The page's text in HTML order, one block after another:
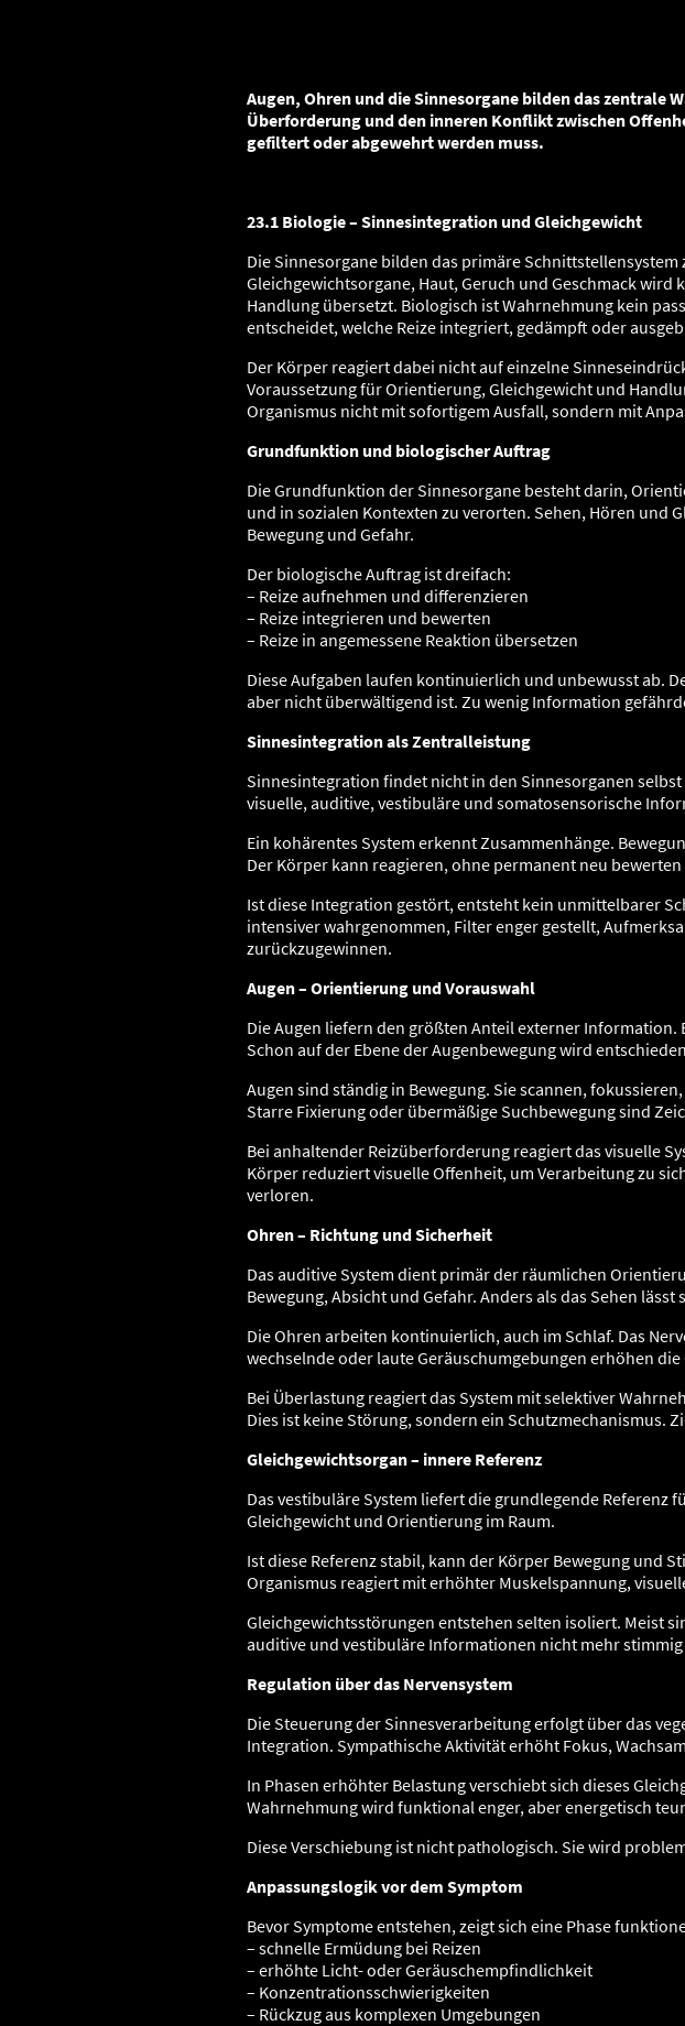
Augen, Ohren und die Sinnesorgane bilden das zentrale
Überforderung und den inneren Konflikt zwischen
gefiltert oder abgewehrt werden muss.
23.1 Biologie – Sinnesintegration und Gleichgewicht
Die Sinnesorgane bilden das primäre
Gleichgewichtsorgane, Haut, Geruch und Geschmack
Handlung übersetzt. Biologisch ist Wahrnehmung kein
entscheidet, welche Reize integriert, gedämpft oder
Der Körper reagiert dabei nicht auf einzelne
Voraussetzung für Orientierung, Gleichgewicht und
Organismus nicht mit sofortigem Ausfall, sondern mit
Grundfunktion und biologischer Auftrag
Die Grundfunktion der Sinnesorgane besteht darin,
und in sozialen Kontexten zu verorten. Sehen, Hören und
Bewegung und Gefahr.
Der biologische Auftrag ist dreifach:
– Reize aufnehmen und differenzieren
– Reize integrieren und bewerten
– Reize in angemessene Reaktion übersetzen
Diese Aufgaben laufen kontinuierlich und unbewusst ab.
aber nicht überwältigend ist. Zu wenig Information
Sinnesintegration als Zentralleistung
Sinnesintegration findet nicht in den Sinnesorganen
visuelle, auditive, vestibuläre und somatosensorische
Ein kohärentes System erkennt Zusammenhänge.
Der Körper kann reagieren, ohne permanent neu bewerten
Ist diese Integration gestört, entsteht kein unmittelbarer
intensiver wahrgenommen, Filter enger gestellt,
zurückzugewinnen.
Augen – Orientierung und Vorauswahl
Die Augen liefern den größten Anteil externer
Schon auf der Ebene der Augenbewegung wird
Augen sind ständig in Bewegung. Sie scannen,
Starre Fixierung oder übermäßige Suchbewegung sind
Bei anhaltender Reizüberforderung reagiert das visuelle
Körper reduziert visuelle Offenheit, um Verarbeitung zu
verloren.
Ohren – Richtung und Sicherheit
Das auditive System dient primär der räumlichen
Bewegung, Absicht und Gefahr. Anders als das Sehen
Die Ohren arbeiten kontinuierlich, auch im Schlaf. Das
wechselnde oder laute Geräuschumgebungen erhöhen
Bei Überlastung reagiert das System mit selektiver
Dies ist keine Störung, sondern ein Schutzmechanismus.
Gleichgewichtsorgan – innere Referenz
Das vestibuläre System liefert die grundlegende Referenz
Gleichgewicht und Orientierung im Raum.
Ist diese Referenz stabil, kann der Körper Bewegung und
Organismus reagiert mit erhöhter Muskelspannung,
Gleichgewichtsstörungen entstehen selten isoliert. Meist
auditive und vestibuläre Informationen nicht mehr
Regulation über das Nervensystem
Die Steuerung der Sinnesverarbeitung erfolgt über das
Integration. Sympathische Aktivität erhöht Fokus,
In Phasen erhöhter Belastung verschiebt sich dieses
Wahrnehmung wird funktional enger, aber energetisch
Diese Verschiebung ist nicht pathologisch. Sie wird
Anpassungslogik vor dem Symptom
Bevor Symptome entstehen, zeigt sich eine Phase
– schnelle Ermüdung bei Reizen
– erhöhte Licht- oder Geräuschempfindlichkeit
– Konzentrationsschwierigkeiten
– Rückzug aus komplexen Umgebungen